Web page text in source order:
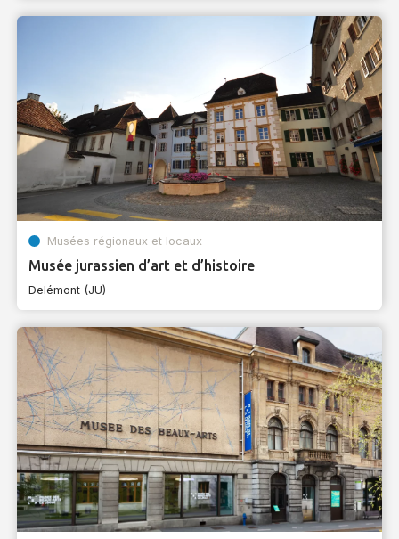
Musées régionaux et locaux
Musée jurassien d’art et d’histoire
Delémont (JU)